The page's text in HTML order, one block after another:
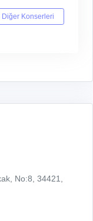
Diğer Konserleri
No:8, 34421,